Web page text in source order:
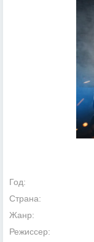
Год:
Страна:
Жанр:
Режиссер: